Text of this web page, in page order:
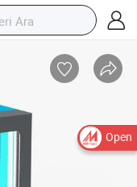
Open